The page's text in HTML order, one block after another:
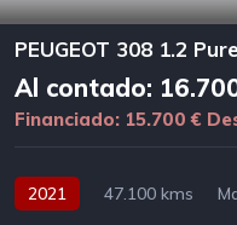
PEUGEOT 308 1.2
Al contado:
Financiado: 15.700 €
2021 47.100 kms